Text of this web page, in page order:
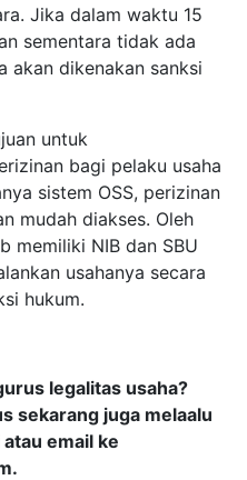
Jika dalam waktu 15
sementara tidak ada
akan dikenakan sanksi
untuk
bagi pelaku usaha
sistem OSS, perizinan
mudah diakses. Oleh
memiliki NIB dan SBU
usahanya secara
hukum.
legalitas usaha?
sekarang juga melaalu
email ke
.